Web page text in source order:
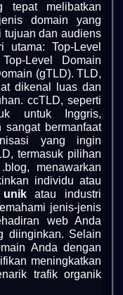
melibatkan
domain yang
tujuan dan audiens
utama: Top-Level
Level Domain
(gTLD). TLD,
dikenal luas dan
ccTLD, seperti
untuk Inggris,
sangat bermanfaat
yang ingin
termasuk pilihan
menawarkan
individu atau
unikatau industri
jenis-jenis
web Anda
diinginkan. Selain
Anda dengan
meningkatkan
trafik organik